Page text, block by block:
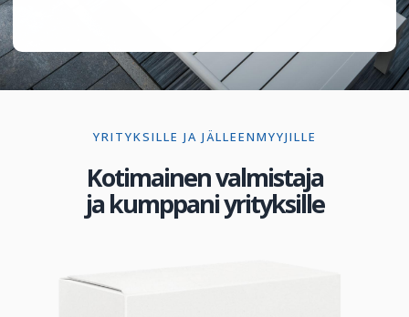
YRITYKSILLE JA JÄLLEENMYYJILLE
Kotimainen valmistaja
ja kumppani yrityksille